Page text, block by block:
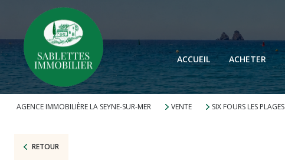
ACCUEIL ACHETER
AGENCE IMMOBILIÈRE LA SEYNE-SUR-MER VENTE SIX FOURS LES PLAGES
RETOUR